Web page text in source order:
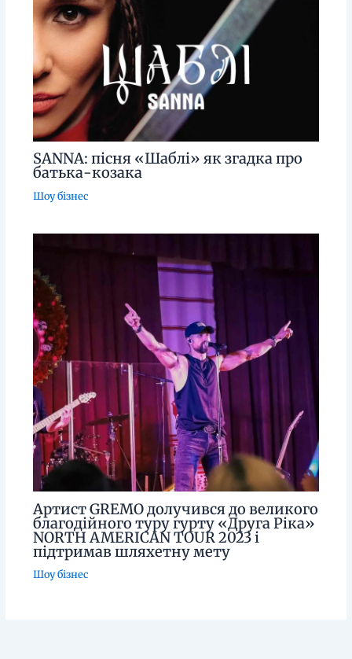
SANNA: пісня «Шаблі» як згадка про
батька-козака
Шоу бізнес
Артист GREMO долучився до великого
благодійного туру гурту «Друга Ріка»
NORTH AMERICAN TOUR 2023 і
підтримав шляхетну мету
Шоу бізнес